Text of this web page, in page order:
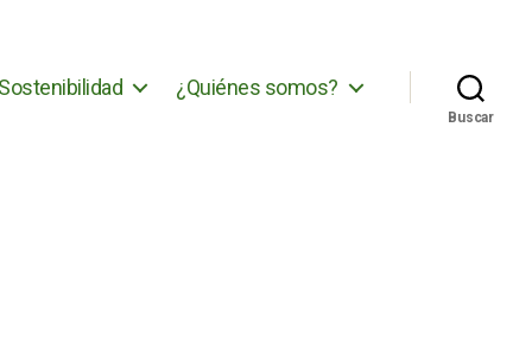
¿Quiénes somos?
Buscar